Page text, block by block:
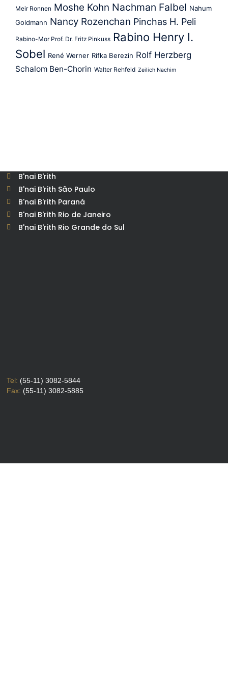
Meir Ronnen Moshe Kohn Nachman Falbel Nahum
Goldmann Nancy Rozenchan Pinchas H. Peli
Rabino-Mor Prof. Dr. Fritz Pinkuss Rabino Henry I.
Sobel René Werner Rifka Berezin Rolf Herzberg
Schalom Ben-Chorin Walter Rehfeld Zeilich Nachim
B'nai B'rith
B'nai B'rith São Paulo
B'nai B'rith Paraná
B'nai B'rith Rio de Janeiro
B'nai B'rith Rio Grande do Sul
Tel: (55-11) 3082-5844
Fax: (55-11) 3082-5885